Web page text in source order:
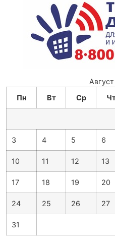
Пн
Вт Ср
3 4 5 6
10 11 12 13
17 18 19 20
24 25 26 27
31